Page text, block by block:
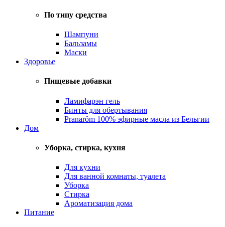
По типу средства
Шампуни
Бальзамы
Маски
Здоровье
Пищевые добавки
Ламифарэн гель
Бинты для обертывания
Pranarôm 100% эфирные масла из Бельгии
Дом
Уборка, стирка, кухня
Для кухни
Для ванной комнаты, туалета
Уборка
Стирка
Ароматизация дома
Питание